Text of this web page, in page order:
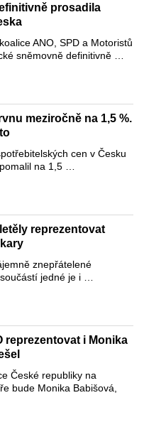
prosadila
ANO, SPD a Motoristů
sněmovně definitivně …
meziročně na 1,5 %.
cen v Česku
na 1,5 …
reprezentovat
znepřátelené
jedné je i …
reprezentovat i Monika
České republiky na
bude Monika Babišová,